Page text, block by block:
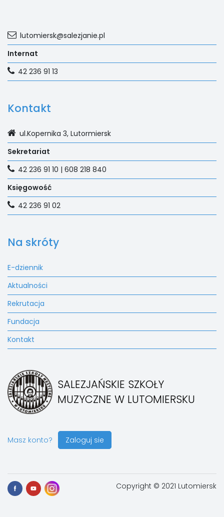
SALEZJAŃSKIE SZKOŁY
MUZYCZNE W LUTOMIERSKU
Masz konto? Zaloguj sie
Na skróty
E-dziennik
Aktualności
Rekrutacja
Fundacja
Kontakt
Kontakt
ul.Kopernika 3, Lutormiersk
Sekretariat
42 236 91 10 | 608 218 840
Księgowość
42 236 91 02
lutomiersk@salezjanie.pl
Internat
42 236 91 13
Copyright © 2021 Lutomiersk